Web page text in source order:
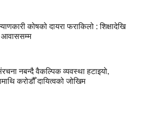
कोषको दायरा फराकिलो : शिक्षादेखि
आवाससम्म
नबन्दै वैकल्पिक व्यवस्था हटाइयो,
करोडौँ दायित्वको जोखिम